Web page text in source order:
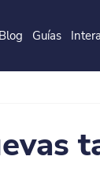
Blog Guías